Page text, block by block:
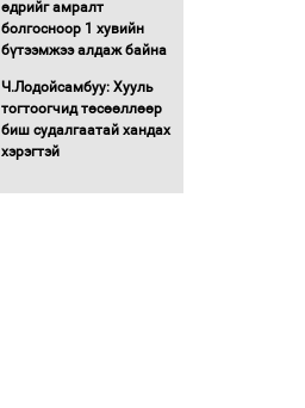
өглөө
Улсын хэмжээнд АИ-92
хоногийн нөөцтэй байна
өдрийг амралт
болгосноор 1 хувийн
бүтээмжээ алдаж байна
Ч.Лодойсамбуу: Хууль
тогтоогчид төсөөллөөр
биш судалгаатай хандах
хэрэгтэй